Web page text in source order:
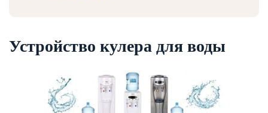
Устройство кулера для воды